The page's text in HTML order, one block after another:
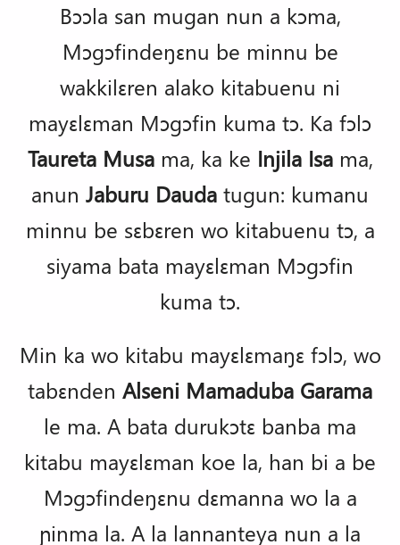
Bɔɔla san mugan nun a kɔma,
Mɔgɔfindeŋɛnu be minnu be
wakkilɛren alako kitabuenu ni
mayɛlɛman Mɔgɔfin kuma tɔ. Ka fɔlɔ
Taureta Musama, ka ke Injila Isama,
anun Jaburu Dauda tugun: kumanu
minnu be sɛbɛren wo kitabuenu tɔ, a
siyama bata mayɛlɛman Mɔgɔfin
kuma tɔ.
Min ka wo kitabu mayɛlɛmaŋɛ fɔlɔ, wo
tabɛnden Alseni Mamaduba Garama
le ma. A bata durukɔtɛ banba ma
kitabu mayɛlɛman koe la, han bi a be
Mɔgɔfindeŋɛnu dɛmanna wo la a
ɲinma la. A la lannanteya nun a la